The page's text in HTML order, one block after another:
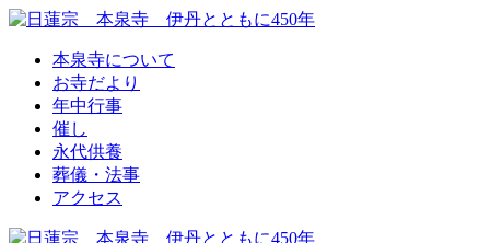
本泉寺について
お寺だより
年中行事
催し
永代供養
葬儀・法事
アクセス